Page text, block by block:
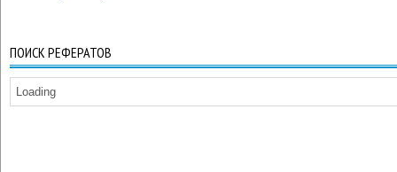
ПОИСК РЕФЕРАТОВ
Loading